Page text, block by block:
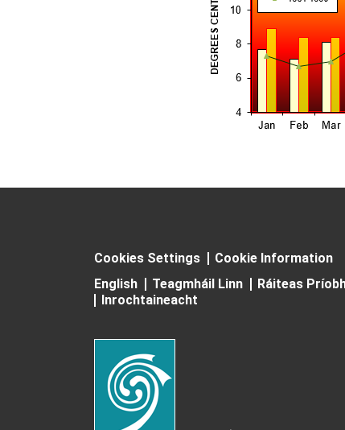
Cookies Settings
Cookie Information
English
Teagmháil Linn Ráiteas
Inrochtaineacht